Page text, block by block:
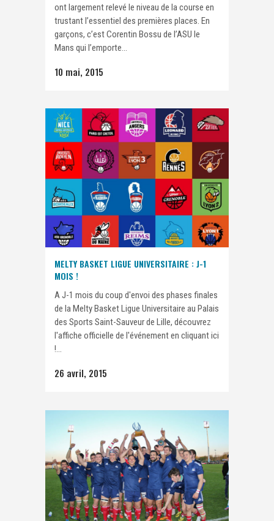
ont largement relevé le niveau de la course en
trustant l’essentiel des premières places. En
garçons, c’est Corentin Bossu de l’ASU le
Mans qui l’emporte...
10 mai, 2015
MELTY BASKET LIGUE UNIVERSITAIRE : J-1
MOIS !
A J-1 mois du coup d'envoi des phases finales
de la Melty Basket Ligue Universitaire au Palais
des Sports Saint-Sauveur de Lille, découvrez
l'affiche officielle de l'événement en cliquant ici
!...
26 avril, 2015